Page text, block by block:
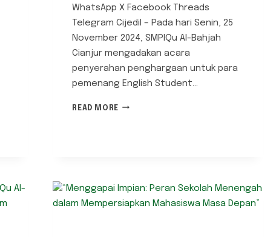
WhatsApp X Facebook Threads
Telegram Cijedil – Pada hari Senin, 25
November 2024, SMPIQu Al-Bahjah
Cianjur mengadakan acara
penyerahan penghargaan untuk para
pemenang English Student…
READ MORE PENYERAHAN
AL-
BAHJAH